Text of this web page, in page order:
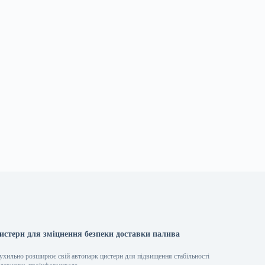
для зміцнення безпеки доставки палива
розширює свій автопарк цистерн для підвищення стабільності